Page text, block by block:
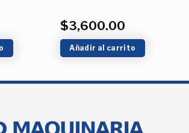
$3,600.00
Añadir al carrito